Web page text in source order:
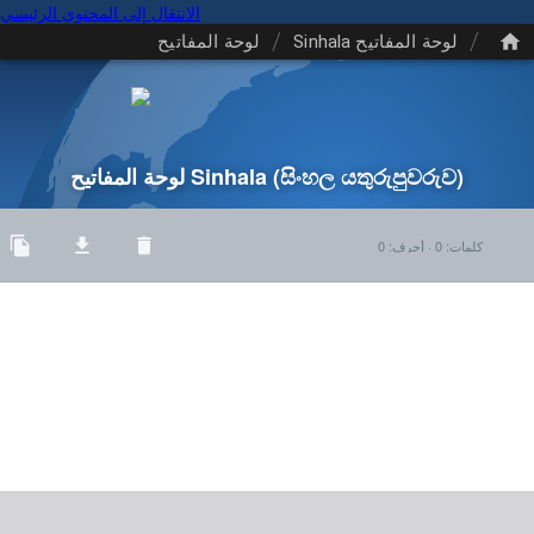
الانتقال إلى المحتوى الرئيسي
/ لوحة المفاتيح Sinhala / لوحة المفاتيح
لوحة المفاتيح Sinhala(සිංහල යතුරුපුවරුව)
كلمات:
0
· أحرف:
0